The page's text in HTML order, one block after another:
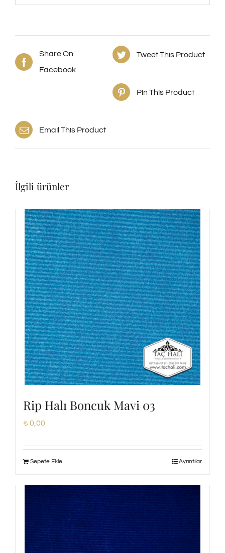
Share On
Facebook
Tweet This Product
Pin This Product
Email This Product
İlgili ürünler
Rip Halı Boncuk Mavi 03
₺0,00
Sepete Ekle Ayrıntılar